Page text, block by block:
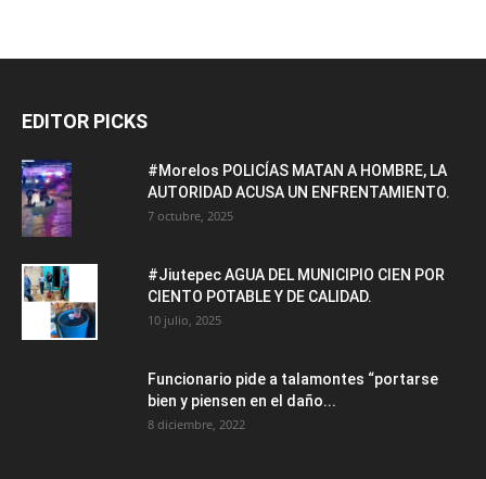
EDITOR PICKS
#Morelos POLICÍAS MATAN A HOMBRE, LA
AUTORIDAD ACUSA UN ENFRENTAMIENTO.
7 octubre, 2025
#Jiutepec AGUA DEL MUNICIPIO CIEN POR
CIENTO POTABLE Y DE CALIDAD.
10 julio, 2025
Funcionario pide a talamontes “portarse
bien y piensen en el daño...
8 diciembre, 2022